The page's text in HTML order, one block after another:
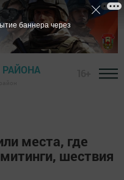
места, где
шествия
баннера через